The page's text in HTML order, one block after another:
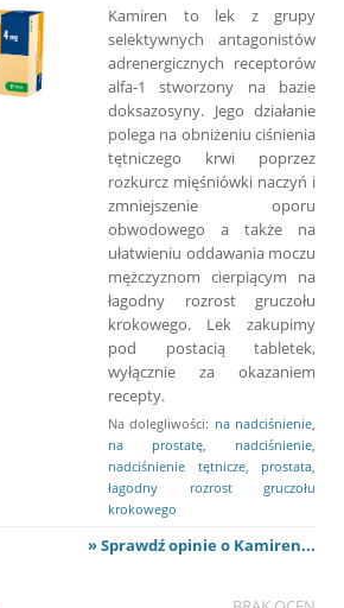
Kamiren to lek z grupy
selektywnych antagonistów
adrenergicznych receptorów
alfa-1 stworzony na bazie
doksazosyny. Jego działanie
polega na obniżeniu ciśnienia
tętniczego krwi poprzez
rozkurcz mięśniówki naczyń i
zmniejszenie oporu
obwodowego a także na
ułatwieniu oddawania moczu
mężczyznom cierpiącym na
łagodny rozrost gruczołu
krokowego. Lek zakupimy
pod postacią tabletek,
wyłącznie za okazaniem
recepty.
Na dolegliwości: na nadciśnienie
na prostatę
nadciśnienie
nadciśnienie tętnicze, prostata
łagodny rozrost gruczołu
krokowego
» Sprawdź opinie o Kamiren...